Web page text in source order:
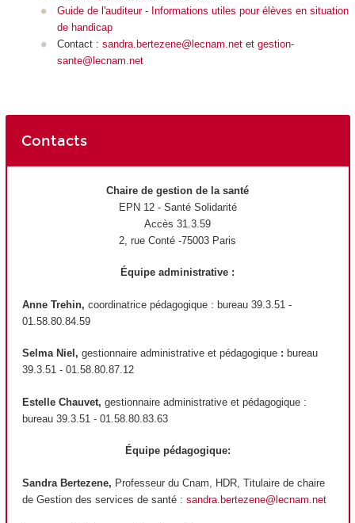
Guide de l'auditeur- Informations utiles pour élèves en situation
de handicap
Contact : sandra.bertezene@lecnam.netet gestion-
sante@lecnam.net
Contacts
Chaire de gestion de la santé
EPN 12 - Santé Solidarité
Accès 31.3.59
2, rue Conté -75003 Paris
Équipe administrative :
Anne Trehin, coordinatrice pédagogique : bureau 39.3.51 -
01.58.80.84.59
Selma Niel, gestionnaire administrative et pédagogique : bureau
39.3.51 - 01.58.80.87.12
Estelle Chauvet, gestionnaire administrative et pédagogique :
bureau 39.3.51 - 01.58.80.83.63
Équipe pédagogique:
Sandra Bertezene, Professeur du Cnam, HDR, Titulaire de chaire
de Gestion des services de santé : sandra.bertezene@lecnam.net